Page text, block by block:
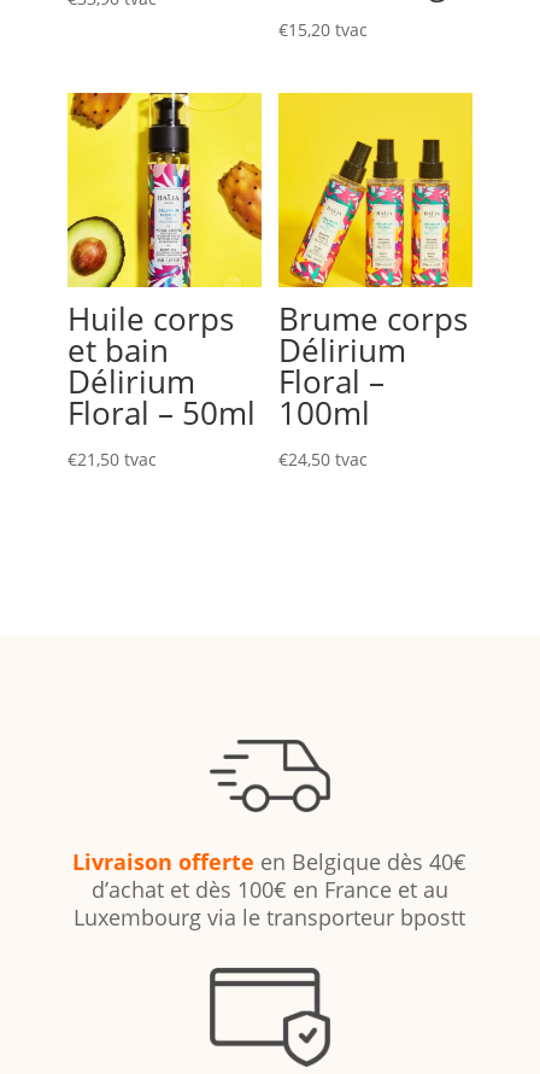
€15,20 tvac
Huile corps
et bain
Délirium
Floral – 50ml
€21,50 tvac
Brume corps
Délirium
Floral –
100ml
€24,50 tvac
Livraison offerte en Belgique dès 40€
d’achat et dès 100€ en France et au
Luxembourg via le transporteur bpostt